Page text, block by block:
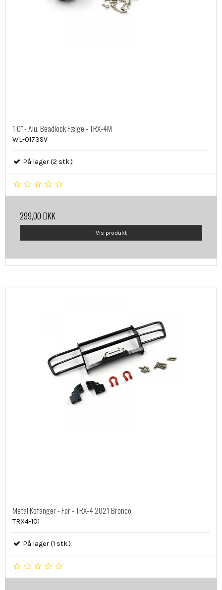
1.0" - Alu. Beadlock Fælge - TRX-4M
WL-0173SV
På lager (2 stk.)
299,00 DKK
Vis produkt
Metal Kofanger - For - TRX-4 2021 Bronco
TRX4-101
På lager (1 stk.)